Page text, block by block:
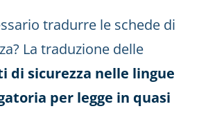
tradurre le schede di
La traduzione delle
di sicurezza nelle lingue
per legge in quasi